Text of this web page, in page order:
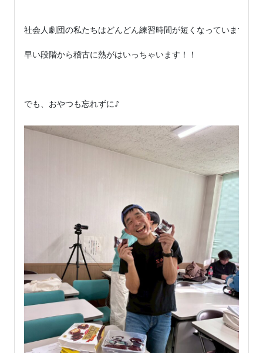
社会人劇団の私たちはどんどん練習時間が短くなっています
早い段階から稽古に熱がはいっちゃいます！！
でも、おやつも忘れずに♪